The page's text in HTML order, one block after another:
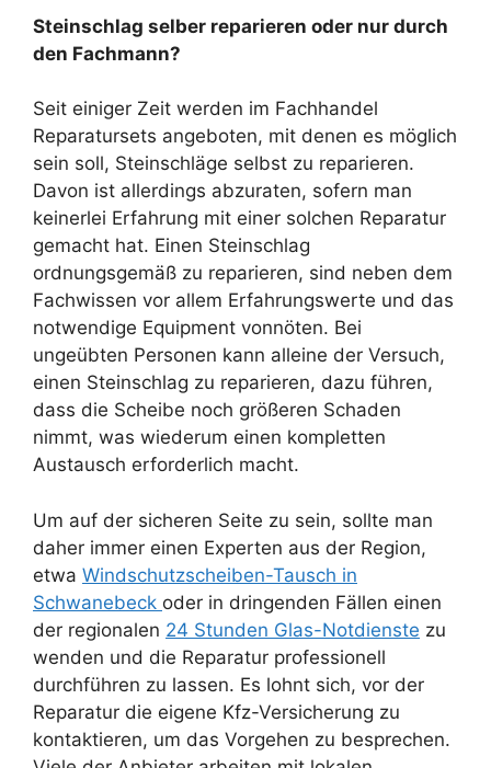
Steinschlag selber reparieren oder nur durch
den Fachmann?
Seit einiger Zeit werden im Fachhandel
Reparatursets angeboten, mit denen es möglich
sein soll, Steinschläge selbst zu reparieren.
Davon ist allerdings abzuraten, sofern man
keinerlei Erfahrung mit einer solchen Reparatur
gemacht hat. Einen Steinschlag
ordnungsgemäß zu reparieren, sind neben dem
Fachwissen vor allem Erfahrungswerte und das
notwendige Equipment vonnöten. Bei
ungeübten Personen kann alleine der Versuch,
einen Steinschlag zu reparieren, dazu führen,
dass die Scheibe noch größeren Schaden
nimmt, was wiederum einen kompletten
Austausch erforderlich macht.
Um auf der sicheren Seite zu sein, sollte man
daher immer einen Experten aus der Region,
etwa Windschutzscheiben-Tausch in
Schwanebeck oder in dringenden Fällen einen
der regionalen 24 Stunden Glas-Notdienste zu
wenden und die Reparatur professionell
durchführen zu lassen. Es lohnt sich, vor der
Reparatur die eigene Kfz-Versicherung zu
kontaktieren, um das Vorgehen zu besprechen.